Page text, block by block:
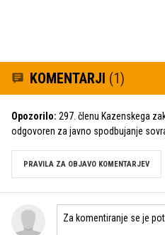
KOMENTARJI (1)
Opozorilo: 297. členu Kazenskega
odgovoren za javno spodbujanje
PRAVILA ZA OBJAVO KOMENTARJEV